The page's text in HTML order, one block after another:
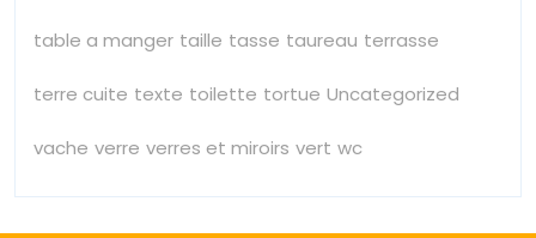
table a manger taille tasse taureau terrasse
terre cuite texte toilette tortue Uncategorized
vache verre verres et miroirs vert wc